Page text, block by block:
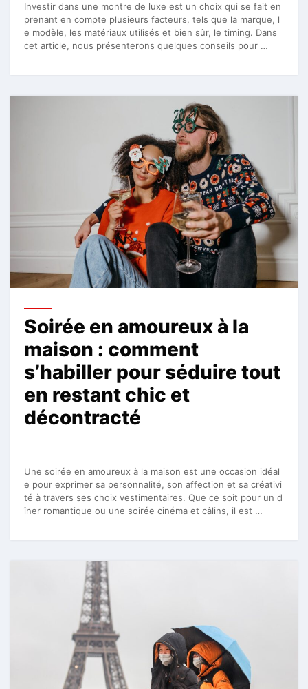
Investir dans une montre de luxe est un choix qui se fait en
prenant en compte plusieurs facteurs, tels que la marque, l
e modèle, les matériaux utilisés et bien sûr, le timing. Dans
cet article, nous présenterons quelques conseils pour …
Soirée en amoureux à la
maison : comment
s’habiller pour séduire tout
en restant chic et
décontracté
Une soirée en amoureux à la maison est une occasion idéal
e pour exprimer sa personnalité, son affection et sa créativi
té à travers ses choix vestimentaires. Que ce soit pour un d
îner romantique ou une soirée cinéma et câlins, il est …